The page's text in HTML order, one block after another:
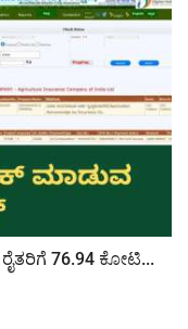
76.94 ಕೋಟಿ...